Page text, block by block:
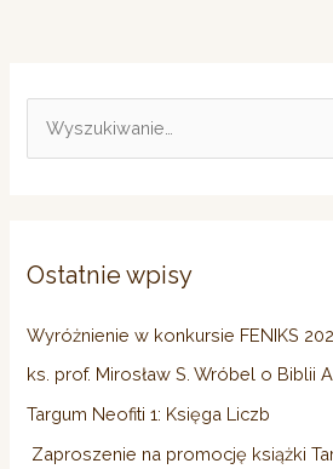
d
Ostatnie wpisy
Wyróżnienie w konkursie FENIKS
ks. prof. Mirosław S. Wróbel o Biblii
Targum Neofiti 1: Księga Liczb
Zaproszenie na promocję książki